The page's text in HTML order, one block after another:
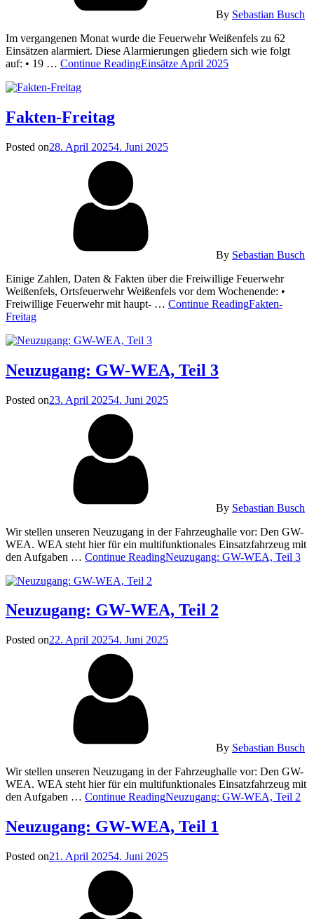
By Sebastian Busch
Im vergangenen Monat wurde die Feuerwehr Weißenfels zu 62
Einsätzen alarmiert. Diese Alarmierungen gliedern sich wie folgt
auf: • 19 … Continue ReadingEinsätze April 2025
Fakten-Freitag
Posted on28. April 20254. Juni 2025
By Sebastian Busch
Einige Zahlen, Daten & Fakten über die Freiwillige Feuerwehr
Weißenfels, Ortsfeuerwehr Weißenfels vor dem Wochenende: •
Freiwillige Feuerwehr mit haupt- … Continue ReadingFakten-
Freitag
Neuzugang: GW-WEA, Teil 3
Posted on23. April 20254. Juni 2025
By Sebastian Busch
Wir stellen unseren Neuzugang in der Fahrzeughalle vor: Den GW-
WEA. WEA steht hier für ein multifunktionales Einsatzfahrzeug mit
den Aufgaben … Continue ReadingNeuzugang: GW-WEA, Teil 3
Neuzugang: GW-WEA, Teil 2
Posted on22. April 20254. Juni 2025
By Sebastian Busch
Wir stellen unseren Neuzugang in der Fahrzeughalle vor: Den GW-
WEA. WEA steht hier für ein multifunktionales Einsatzfahrzeug mit
den Aufgaben … Continue ReadingNeuzugang: GW-WEA, Teil 2
Neuzugang: GW-WEA, Teil 1
Posted on21. April 20254. Juni 2025